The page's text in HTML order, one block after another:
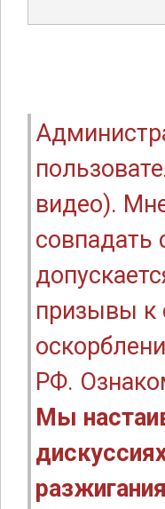
видео).
совпадать
призывы к
РФ.
Мы